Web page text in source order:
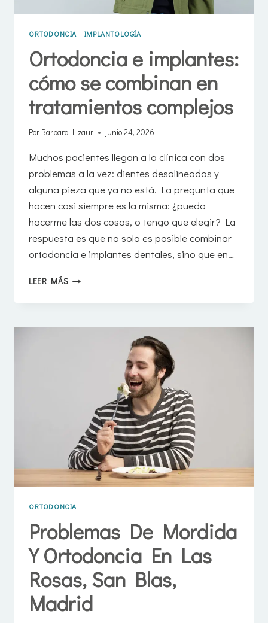
ORTODONCIA | IMPLANTOLOGÍA
Ortodoncia e implantes:
cómo se combinan en
tratamientos complejos
Por Barbara Lizaur junio 24, 2026
Muchos pacientes llegan a la clínica con dos
problemas a la vez: dientes desalineados y
alguna pieza que ya no está. La pregunta que
hacen casi siempre es la misma: ¿puedo
hacerme las dos cosas, o tengo que elegir? La
respuesta es que no solo es posible combinar
ortodoncia e implantes dentales, sino que en…
LEER MÁSORTODONCIA
IMPLANTES:
SE
TRATAMIENTOS
ORTODONCIA
Problemas De Mordida
Y Ortodoncia En Las
Rosas, San Blas,
Madrid